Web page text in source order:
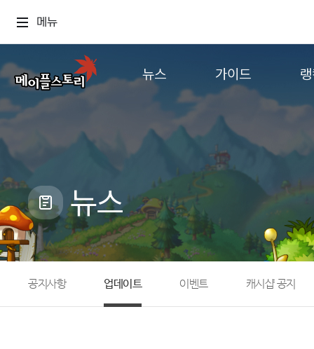
메뉴
뉴스
공지사항
업데이트
캐시샵 공지
메이플 알림판
with maple
가이드
게임정보
직업소개
확률형 아이템
NEXON NOW
뉴스
공지사항 업데이트 이벤트 캐시샵 공지